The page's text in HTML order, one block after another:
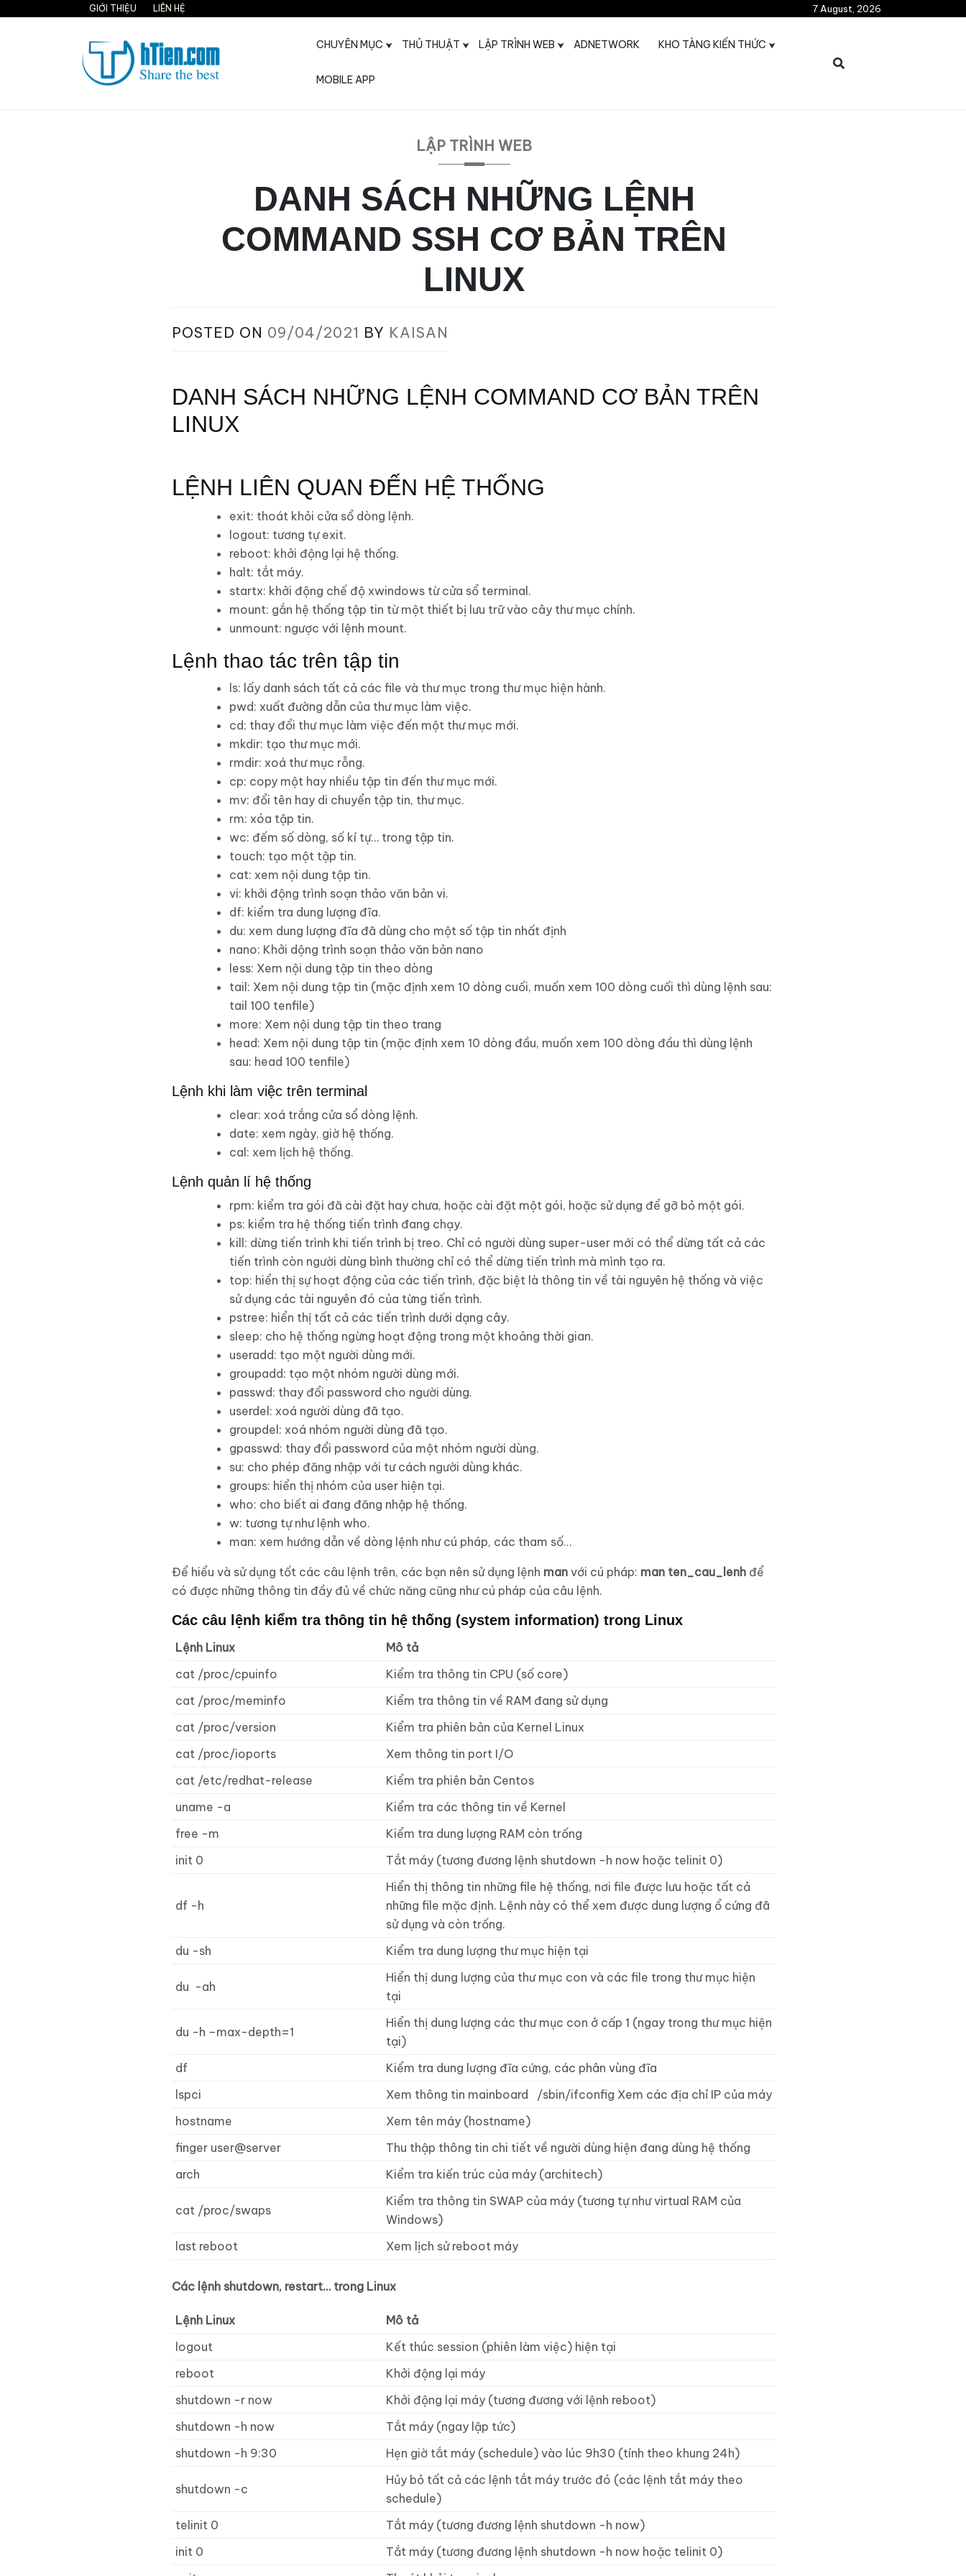
GIỚI THIỆU LIÊN HỆ 7 August, 2026
CHUYÊN MỤC THỦ THUẬT LẬP TRÌNH WEB ADNETWORK KHO TÀNG KIẾN THỨC
MOBILE APP
LẬP TRÌNH WEB
DANH SÁCH NHỮNG LỆNH
COMMAND SSH CƠ BẢN TRÊN
LINUX
POSTED ON 09/04/2021 BY KAISAN
DANH SÁCH NHỮNG LỆNH COMMAND CƠ BẢN TRÊN
LINUX
LỆNH LIÊN QUAN ĐẾN HỆ THỐNG
exit: thoát khỏi cửa sổ dòng lệnh.
logout: tương tự exit.
reboot: khởi động lại hệ thống.
halt: tắt máy.
startx: khởi động chế độ xwindows từ cửa sổ terminal.
mount: gắn hệ thống tập tin từ một thiết bị lưu trữ vào cây thư mục chính.
unmount: ngược với lệnh mount.
Lệnh thao tác trên tập tin
ls: lấy danh sách tất cả các file và thư mục trong thư mục hiện hành.
pwd: xuất đường dẫn của thư mục làm việc.
cd: thay đổi thư mục làm việc đến một thư mục mới.
mkdir: tạo thư mục mới.
rmdir: xoá thư mục rỗng.
cp: copy một hay nhiều tập tin đến thư mục mới.
mv: đổi tên hay di chuyển tập tin, thư mục.
rm: xóa tập tin.
wc: đếm số dòng, số kí tự… trong tập tin.
touch: tạo một tập tin.
cat: xem nội dung tập tin.
vi: khởi động trình soạn thảo văn bản vi.
df: kiểm tra dung lượng đĩa.
du: xem dung lượng đĩa đã dùng cho một số tập tin nhất định
nano: Khởi dộng trình soạn thảo văn bản nano
less: Xem nội dung tập tin theo dòng
tail: Xem nội dung tập tin (mặc định xem 10 dòng cuối, muốn xem 100 dòng cuối thì dùng lệnh sau:
tail 100 tenfile)
more: Xem nội dung tập tin theo trang
head: Xem nội dung tập tin (mặc định xem 10 dòng đầu, muốn xem 100 dòng đầu thì dùng lệnh
sau: head 100 tenfile)
Lệnh khi làm việc trên terminal
clear: xoá trắng cửa sổ dòng lệnh.
date: xem ngày, giờ hệ thống.
cal: xem lịch hệ thống.
Lệnh quản lí hệ thống
rpm: kiểm tra gói đã cài đặt hay chưa, hoặc cài đặt một gói, hoặc sử dụng để gỡ bỏ một gói.
ps: kiểm tra hệ thống tiến trình đang chạy.
kill: dừng tiến trình khi tiến trình bị treo. Chỉ có người dùng super-user mới có thể dừng tất cả các
tiến trình còn người dùng bình thường chỉ có thể dừng tiến trình mà mình tạo ra.
top: hiển thị sự hoạt động của các tiến trình, đặc biệt là thông tin về tài nguyên hệ thống và việc
sử dụng các tài nguyên đó của từng tiến trình.
pstree: hiển thị tất cả các tiến trình dưới dạng cây.
sleep: cho hệ thống ngừng hoạt động trong một khoảng thời gian.
useradd: tạo một người dùng mới.
groupadd: tạo một nhóm người dùng mới.
passwd: thay đổi password cho người dùng.
userdel: xoá người dùng đã tạo.
groupdel: xoá nhóm người dùng đã tạo.
gpasswd: thay đổi password của một nhóm người dùng.
su: cho phép đăng nhập với tư cách người dùng khác.
groups: hiển thị nhóm của user hiện tại.
who: cho biết ai đang đăng nhập hệ thống.
w: tương tự như lệnh who.
man: xem hướng dẫn về dòng lệnh như cú pháp, các tham số…
Để hiểu và sử dụng tốt các câu lệnh trên, các bạn nên sử dụng lệnh man với cú pháp: man ten_cau_lenh để
có được những thông tin đầy đủ về chức năng cũng như cú pháp của câu lệnh.
Các câu lệnh kiểm tra thông tin hệ thống (system information) trong Linux
Lệnh Linux
Mô tả
cat /proc/cpuinfo
Kiểm tra thông tin CPU (số core)
cat /proc/meminfo
Kiểm tra thông tin về RAM đang sử dụng
cat /proc/version
Kiểm tra phiên bản của Kernel Linux
cat /proc/ioports
Xem thông tin port I/O
cat /etc/redhat-release
Kiểm tra phiên bản Centos
uname -a
Kiểm tra các thông tin về Kernel
free -m
Kiểm tra dung lượng RAM còn trống
init 0
Tắt máy (tương đương lệnh shutdown -h now hoặc telinit 0)
df -h
Hiển thị thông tin những file hệ thống, nơi file được lưu hoặc tất cả
những file mặc định. Lệnh này có thể xem được dung lượng ổ cứng đã
sử dụng và còn trống.
du -sh
Kiểm tra dung lượng thư mục hiện tại
du -ah
Hiển thị dung lượng của thư mục con và các file trong thư mục hiện
tại
du -h –max-depth=1
Hiển thị dung lượng các thư mục con ở cấp 1 (ngay trong thư mục hiện
tại)
df
Kiểm tra dung lượng đĩa cứng, các phân vùng đĩa
lspci
Xem thông tin mainboard /sbin/ifconfig Xem các địa chỉ IP của máy
hostname
Xem tên máy (hostname)
finger user@server
Thu thập thông tin chi tiết về người dùng hiện đang dùng hệ thống
arch
Kiểm tra kiến trúc của máy (architech)
cat /proc/swaps
Kiểm tra thông tin SWAP của máy (tương tự như virtual RAM của
Windows)
last reboot
Xem lịch sử reboot máy
Các lệnh shutdown, restart… trong Linux
Lệnh Linux
Mô tả
logout
Kết thúc session (phiên làm việc) hiện tại
reboot
Khởi động lại máy
shutdown -r now
Khởi động lại máy (tương đương với lệnh reboot)
shutdown -h now
Tắt máy (ngay lập tức)
shutdown -h 9:30
Hẹn giờ tắt máy (schedule) vào lúc 9h30 (tính theo khung 24h)
shutdown -c
Hủy bỏ tất cả các lệnh tắt máy trước đó (các lệnh tắt máy theo
schedule)
telinit 0
Tắt máy (tương đương lệnh shutdown -h now)
init 0
Tắt máy (tương đương lệnh shutdown -h now hoặc telinit 0)